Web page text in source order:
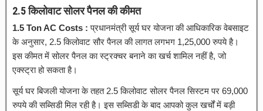
2.5 किलोवाट सोलर पैनल की कीमत
1.5 Ton AC Costs :प्रधानमंत्री सूर्य घर योजना की आधिकारिक वेबसाइट
के अनुसार, 2.5 किलोवाट सौर पैनल की लागत लगभग 1,25,000 रुपये है।
इस कीमत में सोलर पैनल का स्ट्रक्चर बनाने का खर्च शामिल नहीं है, जो
एक्स्ट्रा हो सकता है।
सूर्य घर बिजली योजना के तहत 2.5 किलोवाट सोलर पैनल सिस्टम पर 69,000
रुपये की सब्सिडी मिल रही है। इस सब्सिडी के बाद आपको कुल खर्चों में बड़ी